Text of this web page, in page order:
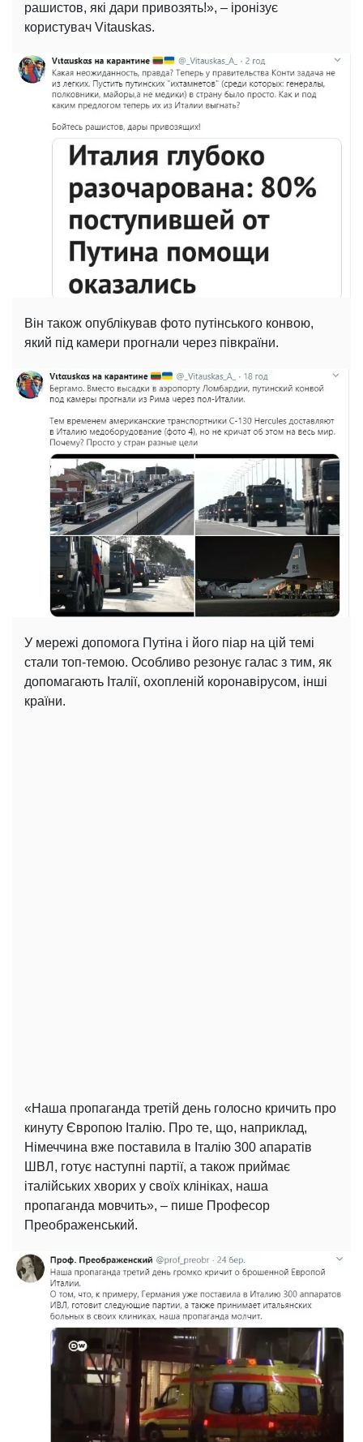
рашистов, які дари привозять!», – іронізує
користувач Vitauskas.
Він також опублікував фото путінського конвою,
який під камери прогнали через півкраїни.
У мережі допомога Путіна і його піар на цій темі
стали топ-темою. Особливо резонує галас з тим, як
допомагають Італії, охопленій коронавірусом, інші
країни.
«Наша пропаганда третій день голосно кричить про
кинуту Європою Італію. Про те, що, наприклад,
Німеччина вже поставила в Італію 300 апаратів
ШВЛ, готує наступні партії, а також приймає
італійських хворих у своїх клініках, наша
пропаганда мовчить», – пише Професор
Преображенський.